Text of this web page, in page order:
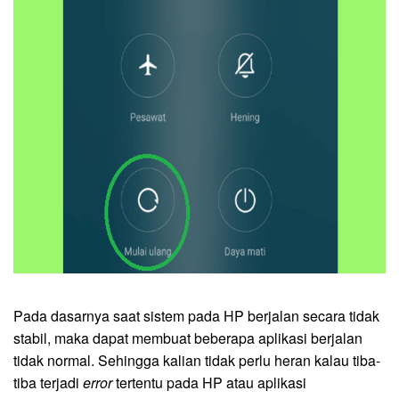
Pada dasarnya saat sistem pada HP berjalan secara tidak
stabil, maka dapat membuat beberapa aplikasi berjalan
tidak normal. Sehingga kalian tidak perlu heran kalau tiba-
tiba terjadi errortertentu pada HP atau aplikasi